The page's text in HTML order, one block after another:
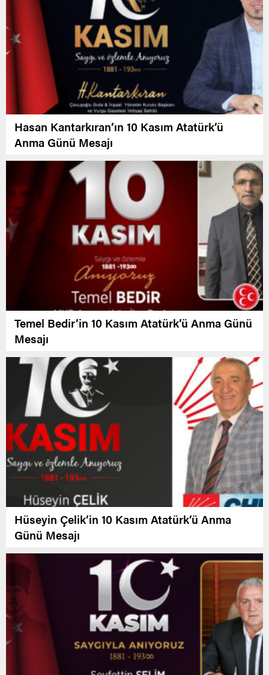
Hasan Kantarkıran’ın 10 Kasım Atatürk’ü
Anma Günü Mesajı
Temel Bedir’in 10 Kasım Atatürk’ü Anma Günü
Mesajı
Hüseyin Çelik’in 10 Kasım Atatürk’ü Anma
Günü Mesajı